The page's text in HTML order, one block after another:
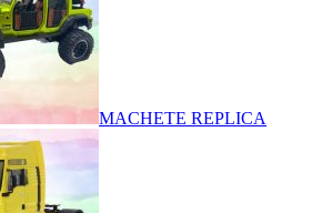
MACHETE REPLICA